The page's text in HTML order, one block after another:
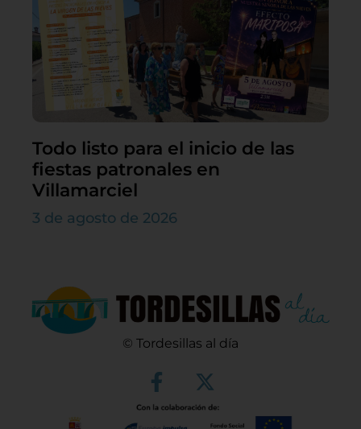
Todo listo para el inicio de las
fiestas patronales en
Villamarciel
3 de agosto de 2026
© Tordesillas al día